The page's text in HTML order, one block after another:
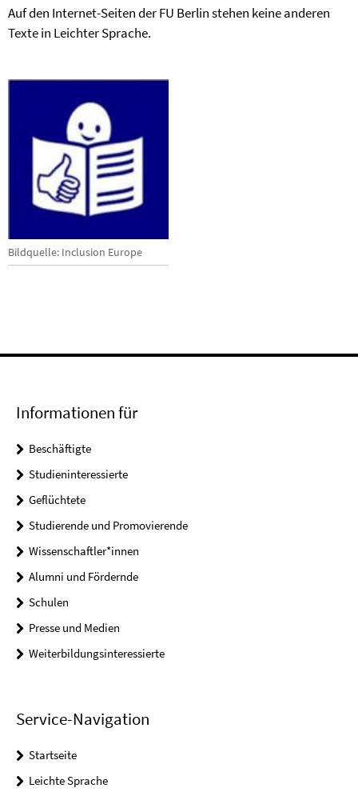
Auf den Internet-Seiten der FU Berlin stehen keine anderen
Texte in Leichter Sprache.
Bildquelle: Inclusion Europe
Informationen für
Beschäftigte
Studieninteressierte
Geflüchtete
Studierende und Promovierende
Wissenschaftler*innen
Alumni und Fördernde
Schulen
Presse und Medien
Weiterbildungsinteressierte
Service-Navigation
Startseite
Leichte Sprache